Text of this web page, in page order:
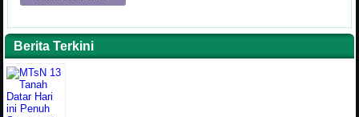
Berita Terkini